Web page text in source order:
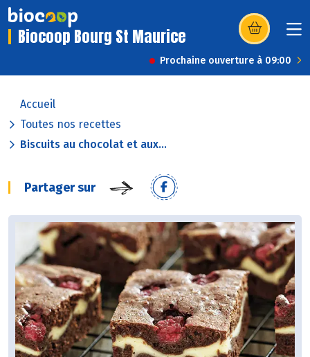
Biocoop Bourg St Maurice (s’ouvre dans
Prochaine ouverture à 09:00
Accueil
Toutes nos recettes
Biscuits au chocolat et aux...
Partager sur